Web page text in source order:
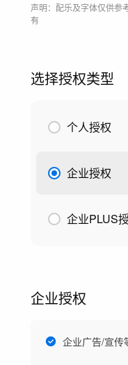
声明：配乐及字体仅供参
有
选择授权类型
个人授权
企业授权
企业PLUS
企业授权
企业广告/宣传